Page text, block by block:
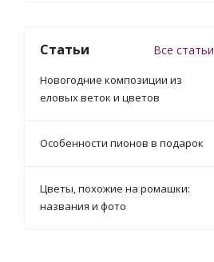
Статьи Все статьи
Новогодние композиции из
еловых веток и цветов
Особенности пионов в подарок
Цветы, похожие на ромашки:
названия и фото